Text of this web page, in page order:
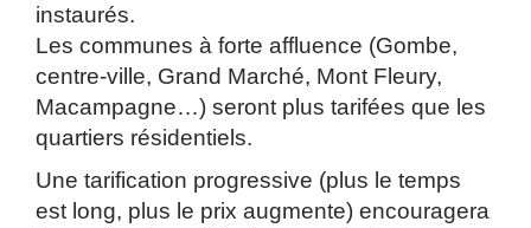
instaurés.
Les communes à forte affluence (Gombe,
centre-ville, Grand Marché, Mont Fleury,
Macampagne…) seront plus tarifées que les
quartiers résidentiels.
Une tarification progressive (plus le temps
est long, plus le prix augmente) encouragera